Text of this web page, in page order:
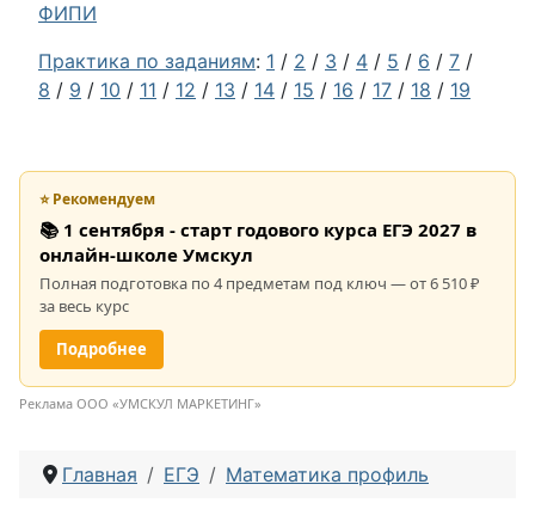
ФИПИ
Практика по заданиям: 1 / 2 / 3 / 4 / 5 / 6 / 7 /
8 / 9 / 10 / 11 / 12 / 13 / 14 / 15 / 16 / 17 / 18 / 19
⭐ Рекомендуем
📚 1 сентября - старт годового курса ЕГЭ 2027 в
онлайн-школе Умскул
Полная подготовка по 4 предметам под ключ — от 6 510 ₽
за весь курс
Подробнее
Реклама ООО «УМСКУЛ МАРКЕТИНГ»
Главная ЕГЭ Математика профиль